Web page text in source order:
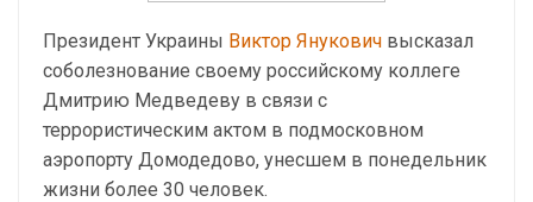
Президент Украины Виктор Янукович высказал
соболезнование своему российскому коллеге
Дмитрию Медведеву в связи с
террористическим актом в подмосковном
аэропорту Домодедово, унесшем в понедельник
жизни более 30 человек.